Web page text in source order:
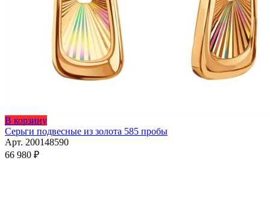
В корзину
Серьги подвесные из золота 585 пробы
Арт. 200148590
66 980 ₽